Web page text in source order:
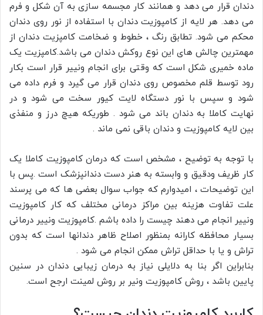
دندان قرار می دهد و همانند کار مجسمه سازی به آن شکل و فرم
می دهد. هر لایه از کامپوزیت دندان با استفاده از نور روی دندان
محکم می شود. تطابق رنگ ، خطوط و ضخامت کامپزیت دندان از
مهمترین چالش های این نوع روکش دندان می باشد.کامپزیت یک
ماده خمیری شکل است که وقتی برای انجام ونییر قرار است بکار
رود توسط قلم مخصوص روی دندان قرار می گیرد و فرم داده می
شود و سپس با نور دستگاه لایت کیور سخت می شود و در
نهایت کاملا به دندان باند می شود . طوریکه هیچ درز و منفذی
بین لایه کامپوزیت و دندان باقی نمی ماند .
با توجه به توضیح ، مشخص است که درمان کامپوزیت کاملا یک
کار ظریف و‌دقیق و وابسته به هنر دست دندانپزشک است .پس با
این توضیحات ، امیدوارم که جواب سوال بعضی ها که می پرسند
علت تفاوت هزینه بین مراکز درمانی مختلف که کار کامپوزیت
ونییر انجام می دهند چیست را داده باشم .کامپوزیت ونییر درمانی
بسیار محافظه کارانه بمنظور اصلاح ظاهر دندانها است که بدون
تراش و یا با حداقل تراش ممکن انجام می شود .
بنابراین اگر بنا به دلایلی نیاز به درمان زیبایی دندان در سنین
پایین باشد ، روش کامپوزیت ونیر بر روش لمینت ارجح است.